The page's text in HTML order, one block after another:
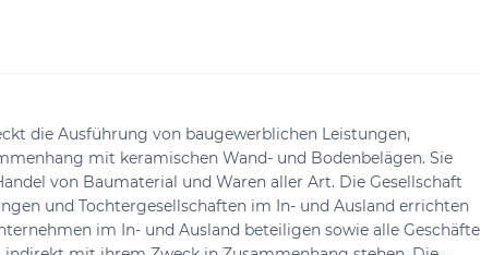
die Ausführung von baugewerblichen Leistungen,
mit keramischen Wand- und Bodenbelägen. Sie
von Baumaterial und Waren aller Art. Die Gesellschaft
und Tochtergesellschaften im In- und Ausland errichten
im In- und Ausland beteiligen sowie alle Geschäfte